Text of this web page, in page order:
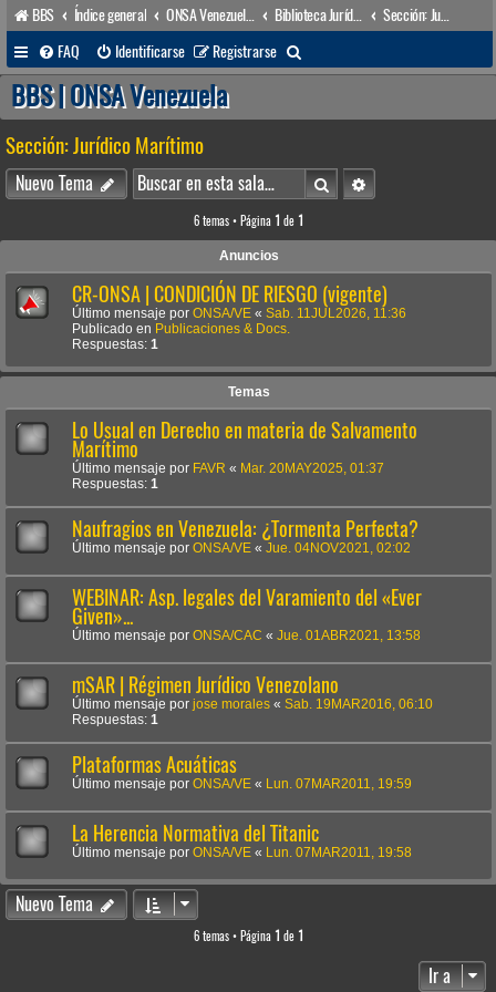
BBS Índice general Biblioteca Jurídica • Dr. Francisco Villarroel •
Sección: Jurídico Marítimo
FAQ
Identificarse Registrarse
u
a
r
BBS | ONSA Venezuela
Sección: Jurídico Marítimo
Nuevo Tema BuscarBúsqueda avanzada
6 temas • Página 1 de 1
Anuncios
CR-ONSA | CONDICIÓN DE RIESGO (vigente)
Último mensaje por ONSA/VE « Sab. 11JUL2026, 11:36
Publicado en Publicaciones & Docs.
Respuestas: 1
Temas
Lo Usual en Derecho en materia de Salvamento
Marítimo
Último mensaje por FAVR « Mar. 20MAY2025, 01:37
Respuestas: 1
Naufragios en Venezuela: ¿Tormenta Perfecta?
Último mensaje por ONSA/VE « Jue. 04NOV2021, 02:02
WEBINAR: Asp. legales del Varamiento del «Ever
Given»...
Último mensaje por ONSA/CAC « Jue. 01ABR2021, 13:58
mSAR | Régimen Jurídico Venezolano
Último mensaje por jose morales « Sab. 19MAR2016, 06:10
Respuestas: 1
Plataformas Acuáticas
Último mensaje por ONSA/VE « Lun. 07MAR2011, 19:59
La Herencia Normativa del Titanic
Último mensaje por ONSA/VE « Lun. 07MAR2011, 19:58
Nuevo Tema
6 temas • Página 1 de 1
Ir a